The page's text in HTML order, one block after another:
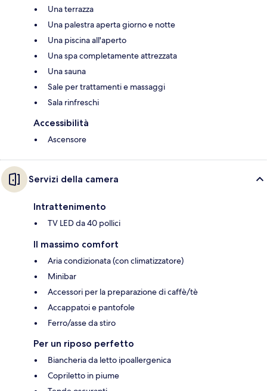
Una terrazza
Una palestra aperta giorno e notte
Una piscina all'aperto
Una spa completamente attrezzata
Una sauna
Sale per trattamenti e massaggi
Sala rinfreschi
Accessibilità
Ascensore
Servizi della camera
Intrattenimento
TV LED da 40 pollici
Il massimo comfort
Aria condizionata (con climatizzatore)
Minibar
Accessori per la preparazione di caffè/tè
Accappatoi e pantofole
Ferro/asse da stiro
Per un riposo perfetto
Biancheria da letto ipoallergenica
Copriletto in piume